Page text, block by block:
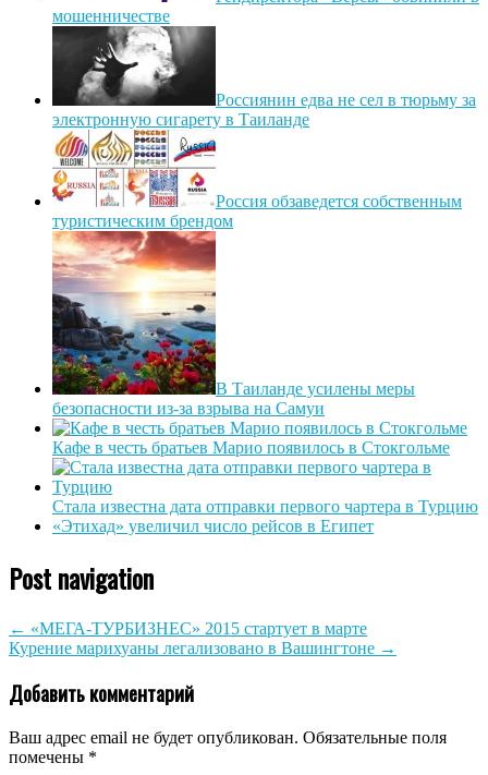
мошенничестве
Россиянин едва не сел в тюрьму за
электронную сигарету в Таиланде
Россия обзаведется собственным
туристическим брендом
В Таиланде усилены меры
безопасности из-за взрыва на Самуи
Кафе в честь братьев Марио появилось в Стокгольме
Стала известна дата отправки первого чартера в Турцию
«Этихад» увеличил число рейсов в Египет
Post navigation
← «МЕГА-ТУРБИЗНЕС» 2015 стартует в марте
Курение марихуаны легализовано в Вашингтоне →
Добавить комментарий
Ваш адрес email не будет опубликован. Обязательные поля
помечены *